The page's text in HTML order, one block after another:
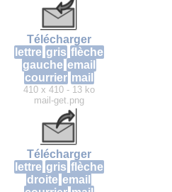
Télécharger
lettre gris flèche
gauche email
courrier mail
410 x 410 - 13 ko
mail-get.png
Télécharger
lettre gris flèche
droite email